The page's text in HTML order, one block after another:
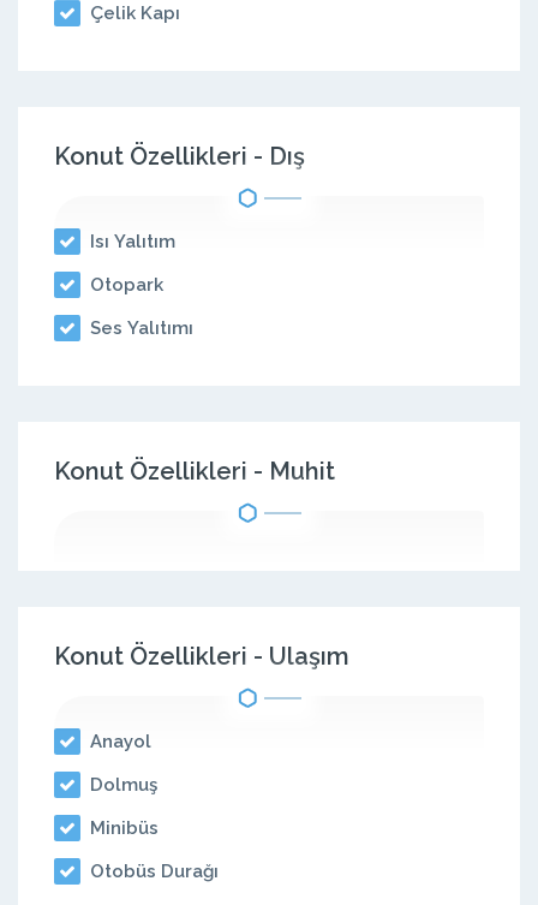
Çelik Kapı
Konut Özellikleri - Dış
Isı Yalıtım
Otopark
Ses Yalıtımı
Konut Özellikleri - Muhit
Konut Özellikleri - Ulaşım
Anayol
Dolmuş
Minibüs
Otobüs Durağı